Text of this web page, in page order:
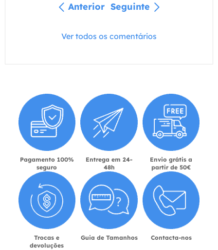
Anterior Seguinte
Ver todos os comentários
Pagamento 100%
seguro
Entrega em 24-
48h
Envio grátis a
partir de 50€
Trocas e
devoluções
Guia de Tamanhos Contacta-nos